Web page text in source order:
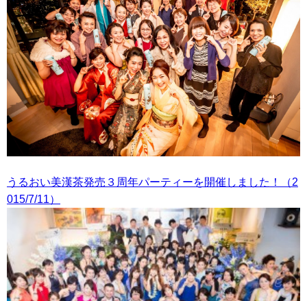
うるおい美漢茶発売３周年パーティーを開催しました！（2
015/7/11）